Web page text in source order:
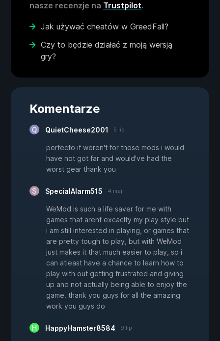
nasze recenzje na Trustpilot.
Jak używać cheatów w GreedFall?
Czy to będzie działać z moją wersją
gry?
Komentarze
QuietCheese2001 5 lip
perfecto if weren't for those mods i would
have not got far and would've had the
worst gear thank you
SpecialAlarm515 4 maj
WeMod is such a life saver for me with
games that arent excaclty my play style but
i am still interested in playing, or games that
are pretty tough to play, but with WeMod
just makes it that much easier to play, so i
can atleast have a chance to learn how to
play with out getting frustrated and giving
up and not actually being able to enjoy the
game. thank you guys for all the amazing
work you guys do
HappyHamster8584 9 lip